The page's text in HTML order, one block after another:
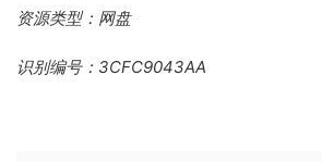
资源类型：网盘
识别编号：3CFC9043AA